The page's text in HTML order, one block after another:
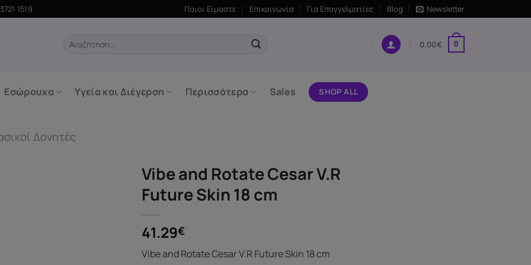
1519 Ποιοι Είμαστε Επικοινωνία Για Επαγγελματίες Blog Newsletter
Αναζήτηση
0.00€ 0
Εσώρουχα Υγεία και Διέγερση Περισσότερα Sales SHOP ALL
Δονητές
Vibe and Rotate Cesar V.R
Future Skin 18 cm
41.29€
Vibe and Rotate Cesar V.R Future Skin 18 cm